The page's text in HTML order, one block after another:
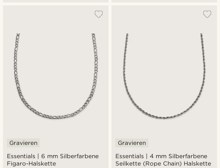
Essentials | 6 mm Silberfarbene
Figaro-Halskette
Gravieren
Essentials | 4 mm Silberfarbene
Seilkette (Rope Chain) Halskette
Gravieren